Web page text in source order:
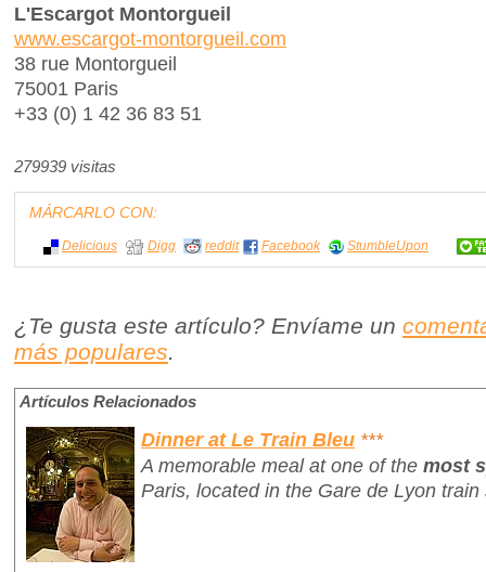
L'Escargot Montorgueil
www.escargot-montorgueil.com
38 rue Montorgueil
75001 Paris
+33 (0) 1 42 36 83 51
279939 visitas
MÁRCARLO CON:
Delicious Digg reddit Facebook StumbleUpon
¿Te gusta este artículo? Envíame un
más populares.
Artículos Relacionados
Dinner at Le Train Bleu ***
A memorable meal at one of the most
Paris, located in the Gare de Lyon train